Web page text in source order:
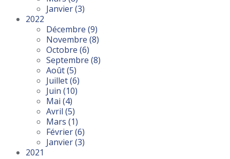
Janvier(3)
2022
Décembre (9)
Novembre (8)
Octobre (6)
Septembre (8)
Août(5)
Juillet(6)
Juin (10)
Mai (4)
Avril (5)
Mars (1)
Février(6)
Janvier(3)
2021